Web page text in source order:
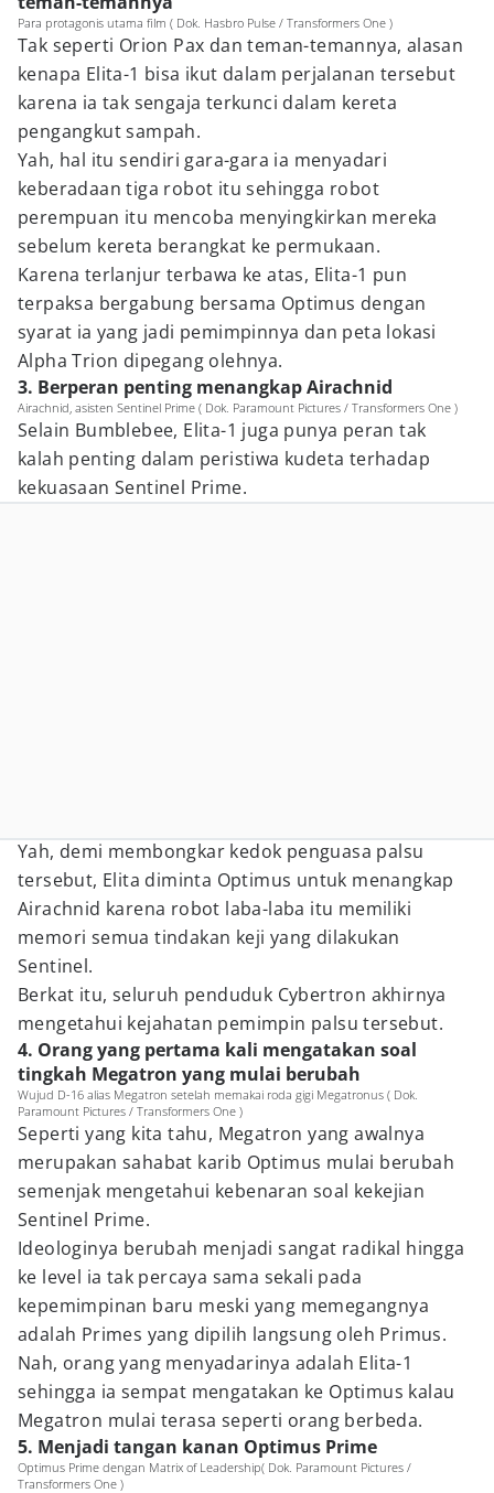
Para protagonis utama film ( Dok. Hasbro Pulse / Transformers One )
Tak seperti Orion Pax dan teman-temannya, alasan
kenapa Elita-1 bisa ikut dalam perjalanan tersebut
karena ia tak sengaja terkunci dalam kereta
pengangkut sampah.
Yah, hal itu sendiri gara-gara ia menyadari
keberadaan tiga robot itu sehingga robot
perempuan itu mencoba menyingkirkan mereka
sebelum kereta berangkat ke permukaan.
Karena terlanjur terbawa ke atas, Elita-1 pun
terpaksa bergabung bersama Optimus dengan
syarat ia yang jadi pemimpinnya dan peta lokasi
Alpha Trion dipegang olehnya.
3. Berperan penting menangkap Airachnid
Airachnid, asisten Sentinel Prime ( Dok. Paramount Pictures / Transformers One )
Selain Bumblebee, Elita-1 juga punya peran tak
kalah penting dalam peristiwa kudeta terhadap
kekuasaan Sentinel Prime.
Yah, demi membongkar kedok penguasa palsu
tersebut, Elita diminta Optimus untuk menangkap
Airachnid karena robot laba-laba itu memiliki
memori semua tindakan keji yang dilakukan
Sentinel.
Berkat itu, seluruh penduduk Cybertron akhirnya
mengetahui kejahatan pemimpin palsu tersebut.
4. Orang yang pertama kali mengatakan soal
tingkah Megatron yang mulai berubah
Wujud D-16 alias Megatron setelah memakai roda gigi Megatronus ( Dok.
Paramount Pictures / Transformers One )
Seperti yang kita tahu, Megatron yang awalnya
merupakan sahabat karib Optimus mulai berubah
semenjak mengetahui kebenaran soal kekejian
Sentinel Prime.
Ideologinya berubah menjadi sangat radikal hingga
ke level ia tak percaya sama sekali pada
kepemimpinan baru meski yang memegangnya
adalah Primes yang dipilih langsung oleh Primus.
Nah, orang yang menyadarinya adalah Elita-1
sehingga ia sempat mengatakan ke Optimus kalau
Megatron mulai terasa seperti orang berbeda.
5. Menjadi tangan kanan Optimus Prime
Optimus Prime dengan Matrix of Leadership( Dok. Paramount Pictures /
Transformers One )